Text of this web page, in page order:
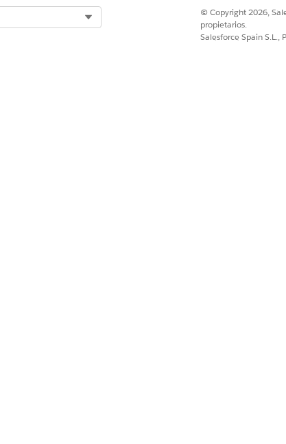
Realización manual
Este proceso de servicio enruta la solicitud de
© Copyright 2026,
propietarios.
Salesforce Spain S.L.,